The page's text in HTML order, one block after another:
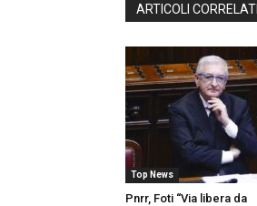
ARTICOLI CORRELATI
Top News
Pnrr, Foti “Via libera da